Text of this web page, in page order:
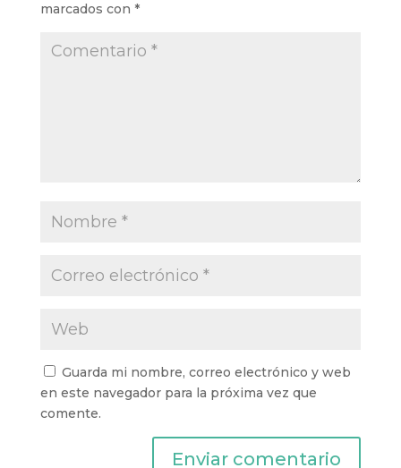
marcados con *
Guarda mi nombre, correo electrónico y web
en este navegador para la próxima vez que
comente.